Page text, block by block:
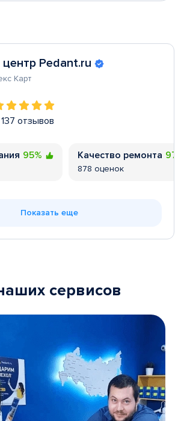
Pedant.ru
Карт
отзывов
95% Качество ремонта
878 оценок
Показать еще
сервисов